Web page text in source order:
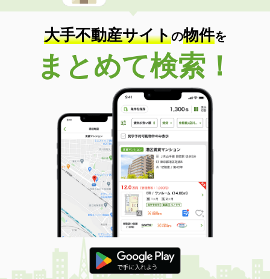
大手不動産サイトの物件を
まとめて検索！